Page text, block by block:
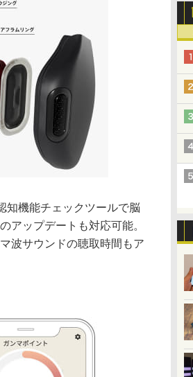
知機能チェックツールで脳
アップデートも対応可能。
波サウンドの聴取時間もア